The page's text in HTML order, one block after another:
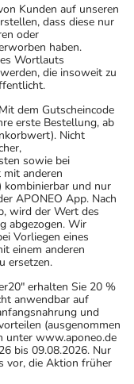
Kunden auf unseren
dass diese nur
oder
haben.
Wortlauts
die insoweit zu
dem Gutscheincode
erste Bestellung, ab
Nicht
sowie bei
anderen
kombinierbar und nur
APONEO App. Nach
wird der Wert des
abgezogen. Wir
Vorliegen eines
einem anderen
ersetzen.
erhalten Sie 20 %
anwendbar auf
und
(ausgenommen
unter www.aponeo.de
bis 09.08.2026. Nur
vor, die Aktion früher